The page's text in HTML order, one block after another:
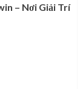
– Nơi Giải Trí